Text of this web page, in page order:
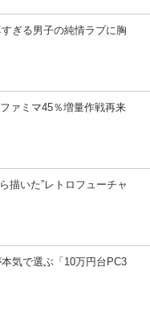
ぎる男子の純情ラブに胸
ァミマ45％増量作戦再来
描いた”レトロフューチャ
気で選ぶ「10万円台PC3